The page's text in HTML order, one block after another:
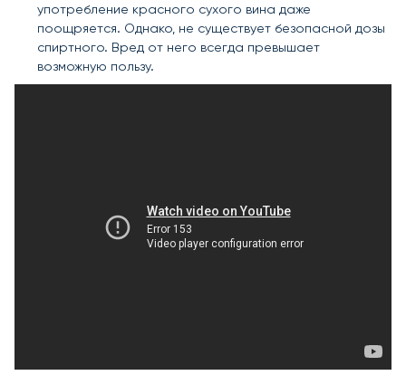
употребление красного сухого вина даже
поощряется. Однако, не существует безопасной дозы
спиртного. Вред от него всегда превышает
возможную пользу.